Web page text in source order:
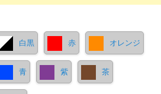
白黒 赤 オレンジ
青 紫 茶